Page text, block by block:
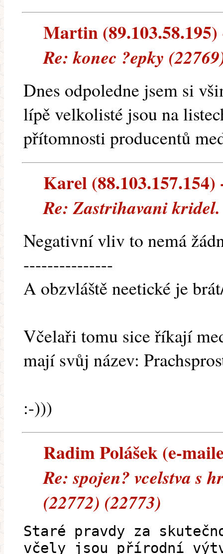
Martin (89.103.58.195)
Re: konec ?epky
Dnes odpoledne jsem si
lípě velkolisté jsou na
přítomnosti producentů
Karel (88.103.157.154)
Re: Zastrihavani
Negativní vliv to nemá
---------------
A obzvláště neetické je
Včelaři tomu sice říkají
mají svůj název:
:-)))
Radim Polášek (e-
Re: spojen? vcelstva s
(22772) (22773)
Staré pravdy za
včely jsou přírodní